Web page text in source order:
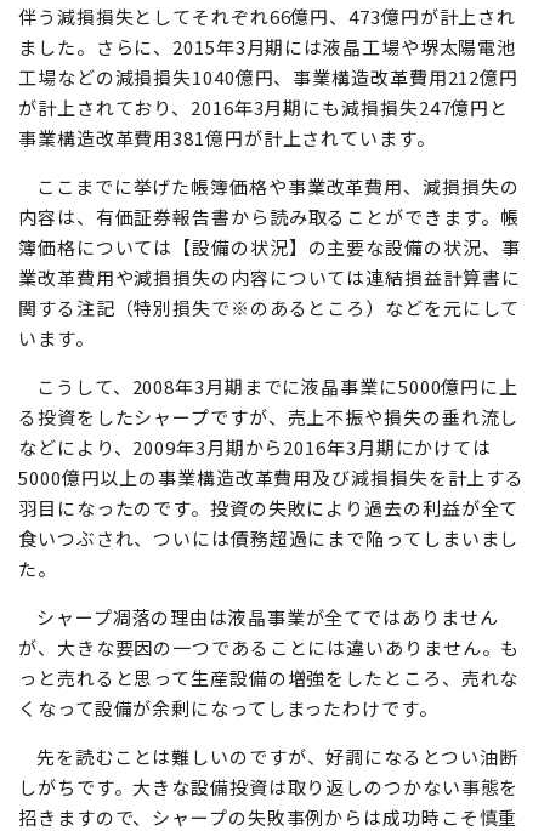
伴う減損損失としてそれぞれ66億円、473億円が計上され
ました。さらに、2015年3月期には液晶工場や堺太陽電池
工場などの減損損失1040億円、事業構造改革費用212億円
が計上されており、2016年3月期にも減損損失247億円と
事業構造改革費用381億円が計上されています。
ここまでに挙げた帳簿価格や事業改革費用、減損損失の
内容は、有価証券報告書から読み取ることができます。 帳
簿価格については【設備の状況】の主要な設備の状況、 事
業改革費用や減損損失の内容については連結損益計算書に
関する注記（特別損失で※のあるところ）などを元にして
います。
こうして、2008年3月期までに液晶事業に5000億円に上
る投資をしたシャープですが、売上不振や損失の垂れ流し
などにより、2009年3月期から2016年3月期にかけては
5000億円以上の事業構造改革費用及び減損損失を計上する
羽目になったのです。投資の失敗により過去の利益が全て
食いつぶされ、ついには債務超過にまで陥ってしまいまし
た。
シャープ凋落の理由は液晶事業が全てではありません
が、大きな要因の一つであることには違いありません。も
っと売れると思って生産設備の増強をしたところ、売れな
くなって設備が余剰になってしまったわけです。
先を読むことは難しいのですが、好調になるとつい油断
しがちです。大きな設備投資は取り返しのつかない事態を
招きますので、シャープの失敗事例からは成功時こそ慎重